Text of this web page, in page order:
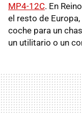
MP4-12C. En
el resto de Europa,
coche para un
un utilitario o un